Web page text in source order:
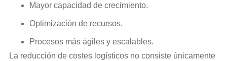
Mayor capacidad de crecimiento.
Optimización de recursos.
Procesos más ágiles y escalables.
La reducción de costes logísticos no consiste únicamente